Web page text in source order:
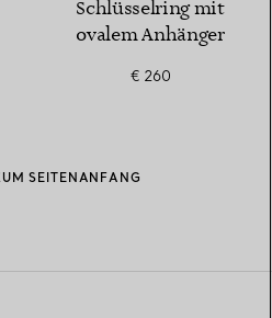
Schlüsselring mit
ovalem Anhänger
€ 260
SEITENANFANG